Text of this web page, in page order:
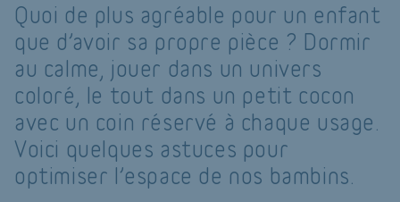
Quoi de plus agréable pour un enfant
que d’avoir sa propre pièce ? Dormir
au calme, jouer dans un univers
coloré, le tout dans un petit cocon
avec un coin réservé à chaque usage.
Voici quelques astuces pour
optimiser l’espace de nos bambins.